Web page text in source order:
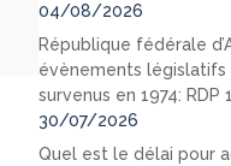
04/08/2026
République fédérale
évènements législatifs
survenus en 1974: RDP
30/07/2026
Quel est le délai pour